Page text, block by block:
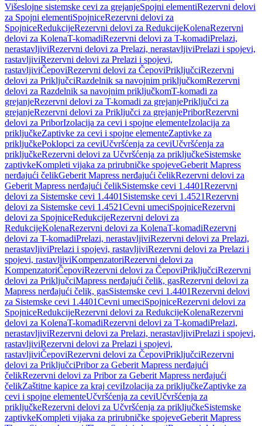
Višeslojne sistemske cevi za grejanjeSpojni elementiRezervni delovi
za Spojni elementiSpojniceRezervni delovi za
SpojniceRedukcijeRezervni delovi za RedukcijeKolenaRezervni
delovi za KolenaT-komadiRezervni delovi za T-komadiPrelazi,
nerastavljiviRezervni delovi za Prelazi, nerastavljiviPrelazi i spojevi,
rastavljiviRezervni delovi za Prelazi i spojevi,
rastavljiviČepoviRezervni delovi za ČepoviPriključciRezervni
delovi za PriključciRazdelnik sa navojnim priključkomRezervni
delovi za Razdelnik sa navojnim priključkomT-komadi za
grejanjeRezervni delovi za T-komadi za grejanjePriključci za
grejanjeRezervni delovi za Priključci za grejanjePriborRezervni
delovi za PriborIzolacija za cevi i spojne elementeIzolacija za
priključkeZaptivke za cevi i spojne elementeZaptivke za
priključkePoklopci za ceviUčvršćenja za ceviUčvršćenja za
priključkeRezervni delovi za Učvršćenja za priključkeSistemske
zaptivkeKompleti vijaka za prirubničke spojeveGeberit Mapress
nerđajući čelikGeberit Mapress nerđajući čelikRezervni delovi za
Geberit Mapress nerđajući čelikSistemske cevi 1.4401Rezervni
delovi za Sistemske cevi 1.4401 Sistemske cevi 1.4521Rezervni
delovi za Sistemske cevi 1.4521Cevni umeciSpojniceRezervni
delovi za SpojniceRedukcijeRezervni delovi za
RedukcijeKolenaRezervni delovi za KolenaT-komadiRezervni
delovi za T-komadiPrelazi, nerastavljiviRezervni delovi za Prelazi,
nerastavljiviPrelazi i spojevi, rastavljiviRezervni delovi za Prelazi i
spojevi, rastavljiviKompenzatoriRezervni delovi za
KompenzatoriČepoviRezervni delovi za ČepoviPriključciRezervni
delovi za PriključciMapress nerđajući čelik, gasRezervni delovi za
Mapress nerđajući čelik, gasSistemske cevi 1.4401Rezervni delovi
za Sistemske cevi 1.4401Cevni umeciSpojniceRezervni delovi za
SpojniceRedukcijeRezervni delovi za RedukcijeKolenaRezervni
delovi za KolenaT-komadiRezervni delovi za T-komadiPrelazi,
nerastavljiviRezervni delovi za Prelazi, nerastavljiviPrelazi i spojevi,
rastavljiviRezervni delovi za Prelazi i spojevi,
rastavljiviČepoviRezervni delovi za ČepoviPriključciRezervni
delovi za PriključciPribor za Geberit Mapress nerđajući
čelikRezervni delovi za Pribor za Geberit Mapress nerđajući
čelikZaštitne kapice za kraj ceviIzolacija za priključkeZaptivke za
cevi i spojne elementeUčvršćenja za ceviUčvršćenja za
priključkeRezervni delovi za Učvršćenja za priključkeSistemske
zaptivkeKompleti vijaka za prirubničke spojeveGeberit Mapress